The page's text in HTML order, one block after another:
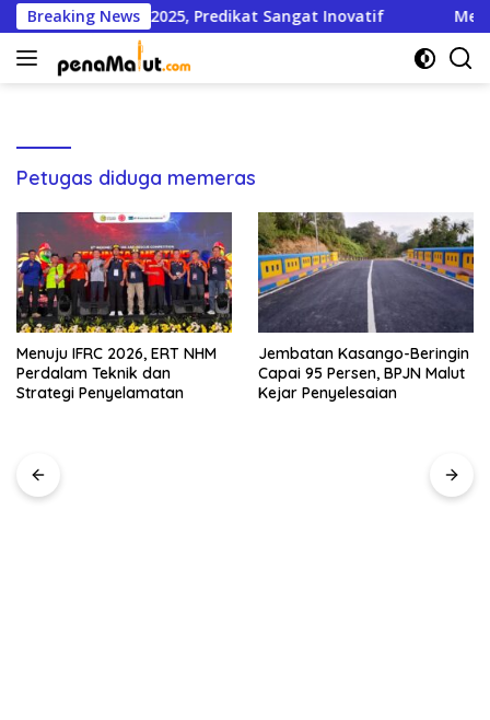
Langsung
ke
konten
Breaking News
Inovasi Award 2025, Predikat Sangat Inovatif
Petugas diduga memeras
Menuju IFRC 2026, ERT NHM
Perdalam Teknik dan
Strategi Penyelamatan
Jembatan Kasango-Beringin
Capai 95 Persen, BPJN Malut
Kejar Penyelesaian